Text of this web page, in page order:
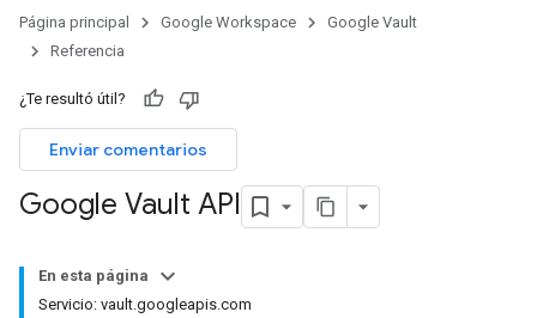
Página principal Google Workspace
Google Vault
Referencia
¿Te resultó útil?
Enviar comentarios
Google Vault API
En esta página
Servicio: vault.googleapis.com